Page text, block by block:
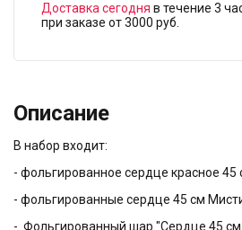
Доставка сегодня в течение 3
при заказе от 3000 руб.
Описание
В набор входит:
- фольгированное сердце красное 45
- фольгированные сердце 45 см
- Фольгированный шар "Сердце 45